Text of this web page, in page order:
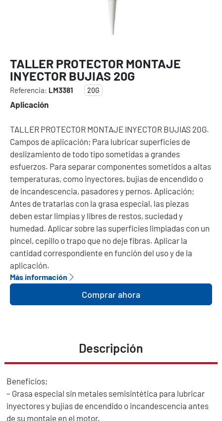
TALLER PROTECTOR MONTAJE
INYECTOR BUJIAS 20G
Referencia: LM3381 20G
Aplicación
TALLER PROTECTOR MONTAJE INYECTOR BUJIAS 20G.
Campos de aplicación; Para lubricar superficies de
deslizamiento de todo tipo sometidas a grandes
esfuerzos. Para separar componentes sometidos a altas
temperaturas, como inyectores, bujías de encendido o
de incandescencia, pasadores y pernos. Aplicación;
Antes de tratarlas con la grasa especial, las piezas
deben estar limpias y libres de restos, suciedad y
humedad. Aplicar sobre las superficies limpiadas con un
pincel, cepillo o trapo que no deje fibras. Aplicar la
cantidad correspondiente en función del uso y de la
aplicación.
Más información
Comprar ahora
Descripción
Beneficios;
– Grasa especial sin metales semisintética para lubricar
inyectores y bujías de encendido o incandescencia antes
de su montaje en el motor.